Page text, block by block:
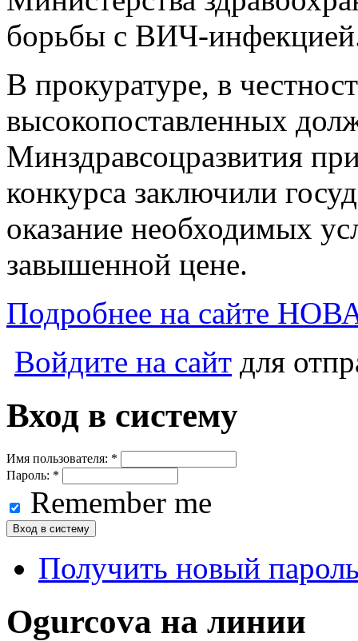
борьбы с ВИЧ-
В прокуратуре, в
высокопоставленных
Минздравсоцразвития
конкурса заключили
оказание необходимых
завышенной цене.
Подробнее на сайте
Войдите на сайт для
Вход в систему
Имя пользователя: *
Пароль: *
Remember me
Получить новый
Ogurcova на линии